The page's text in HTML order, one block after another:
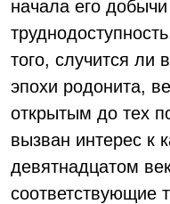
начала его
того, случится ли
эпохи родонита,
открытым до тех
вызван интерес к
девятнадцатом
соответствующие